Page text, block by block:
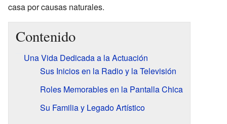
casa por causas naturales.
Contenido
Una Vida Dedicada a la Actuación
Sus Inicios en la Radio y la Televisión
Roles Memorables en la Pantalla Chica
Su Familia y Legado Artístico